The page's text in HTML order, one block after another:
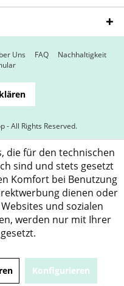
Uns FAQ
Nachhaltigkeit
- All Rights Reserved.
die für den technischen
sind und stets gesetzt
Komfort bei Benutzung
dienen oder
und sozialen
werden nur mit Ihrer
Konfigurieren